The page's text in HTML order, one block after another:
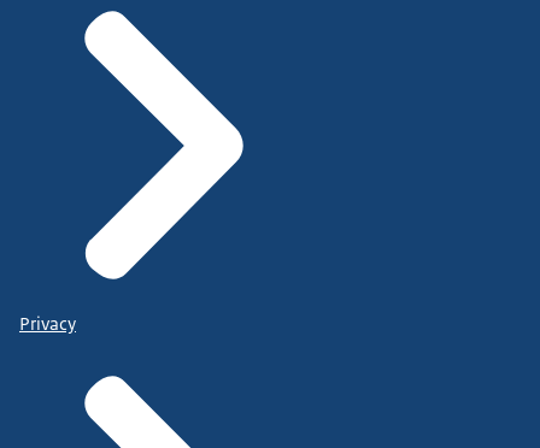
Privacy